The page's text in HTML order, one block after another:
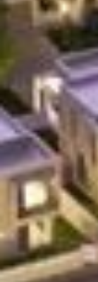
إيجار
قيد الإنشاء
الوكلاء
من نحن